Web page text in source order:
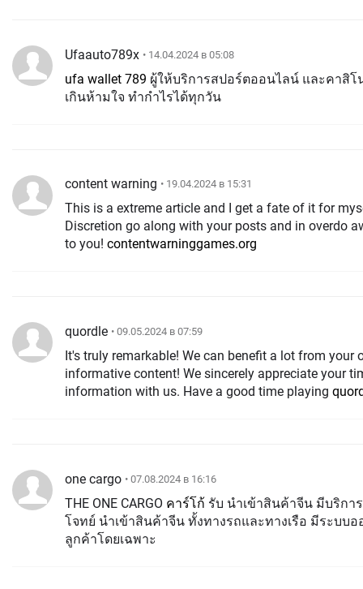
Ufaauto789x • 14.04.2024 в 05:08
ufa wallet 789 ผู้ให้บริการสปอร์ตออนไลน์ และคาสิโ
เกินห้ามใจ ทำกำไรได้ทุกวัน
content warning • 19.04.2024 в 15:31
This is a extreme article and I get a fate of it for
Discretion go along with your posts and in overdo away. Good
to you! contentwarninggames.org
quordle • 09.05.2024 в 07:59
It's truly remarkable! We can benefit a lot from your
informative content! We sincerely appreciate your
information with us. Have a good time playing
one cargo • 07.08.2024 в 16:16
THE ONE CARGO คาร์โก้ รับ นําเข้าสินค้าจีน มีบริก
โจทย์ นำเข้าสินค้าจีน ทั้งทางรถและทางเรือ มีระบบ
ลูกค้าโดยเฉพาะ